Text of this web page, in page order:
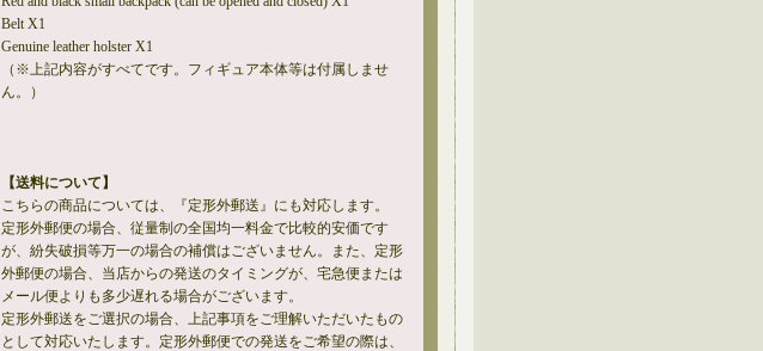
Belt X1
Genuine leather holster X1
（※上記内容がすべてです。フィギュア本体等は付属しませ
ん。）
【送料について】
こちらの商品については、『定形外郵送』にも対応します。
定形外郵便の場合、従量制の全国均一料金で比較的安価です
が、紛失破損等万一の場合の補償はございません。また、定形
外郵便の場合、当店からの発送のタイミングが、宅急便または
メール便よりも多少遅れる場合がございます。
定形外郵送をご選択の場合、上記事項をご理解いただいたもの
として対応いたします。定形外郵便での発送をご希望の際は、